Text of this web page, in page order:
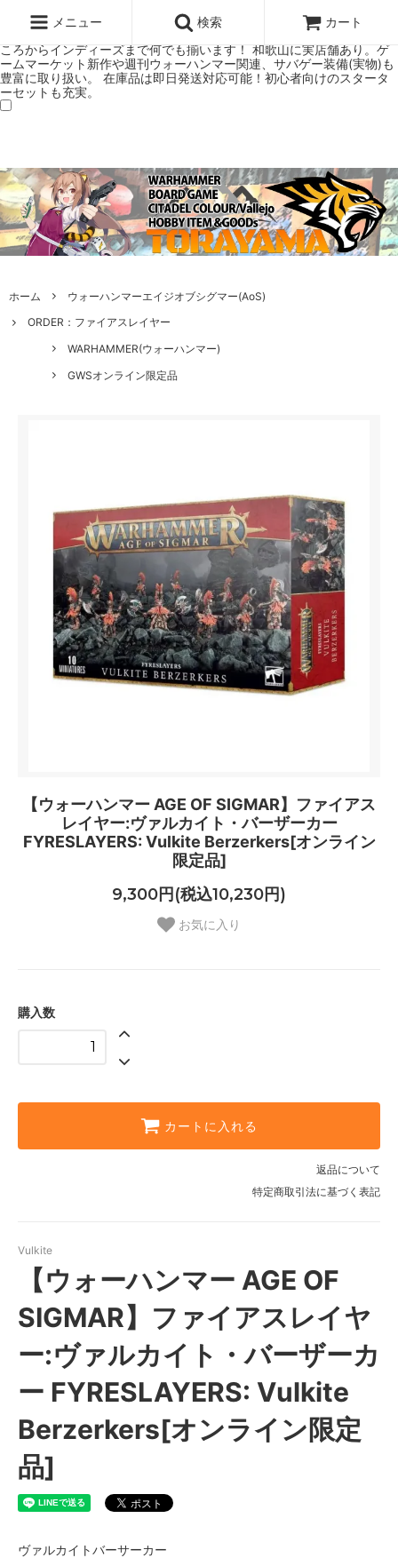
ミアムショップTORAYAMA。通販・オンラインショップです！ ウォー
ハンマーとボードゲームのことなら当店へ！ボードゲームもメジャーど
ころからインディーズまで何でも揃います！ 和歌山に実店舗あり。ゲ
ームマーケット新作や週刊ウォーハンマー関連、サバゲー装備(実物)も
豊富に取り扱い。 在庫品は即日発送対応可能！初心者向けのスタータ
ーセットも充実。
メニュー 検索 カート
ホーム
ウォーハンマーエイジオブシグマー(AoS)
ORDER：ファイアスレイヤー
WARHAMMER(ウォーハンマー)
GWSオンライン限定品
【ウォーハンマー AGE OF SIGMAR】ファイアス
レイヤー:ヴァルカイト・バーザーカー
FYRESLAYERS: Vulkite Berzerkers[オンライン
限定品]
9,300円(税込10,230円)
お気に入り
購入数
カートに入れる
返品について
特定商取引法に基づく表記
Vulkite
【ウォーハンマー AGE OF
SIGMAR】ファイアスレイヤ
ー:ヴァルカイト・バーザーカ
ー FYRESLAYERS: Vulkite
Berzerkers[オンライン限定
品]
ヴァルカイトバーサーカー